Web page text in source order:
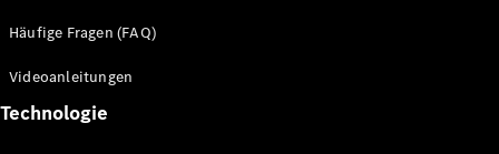
Häufige Fragen (FAQ)
Videoanleitungen
Technologie